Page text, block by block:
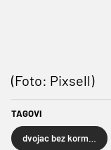
(Foto: Pixsell)
TAGOVI